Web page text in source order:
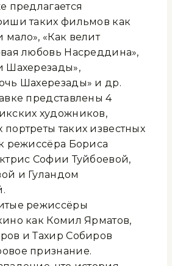
предлагается
таких фильмов как
«Как велит
любовь Насреддина»,
Шахерезады»,
Шахерезады» и др.
представлены 4
художников,
таких известных
режиссёра Бориса
Софии Туйбоевой,
и Гуландом
режиссёры
как Комил Ярматов,
и Тахир Собиров
признание.